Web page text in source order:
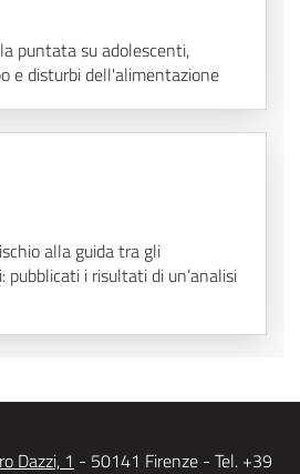
puntata su adolescenti,
e disturbi dell'alimentazione
alla guida tra gli
pubblicati i risultati di un’analisi
Dazzi, 1 - 50141 Firenze - Tel. +39